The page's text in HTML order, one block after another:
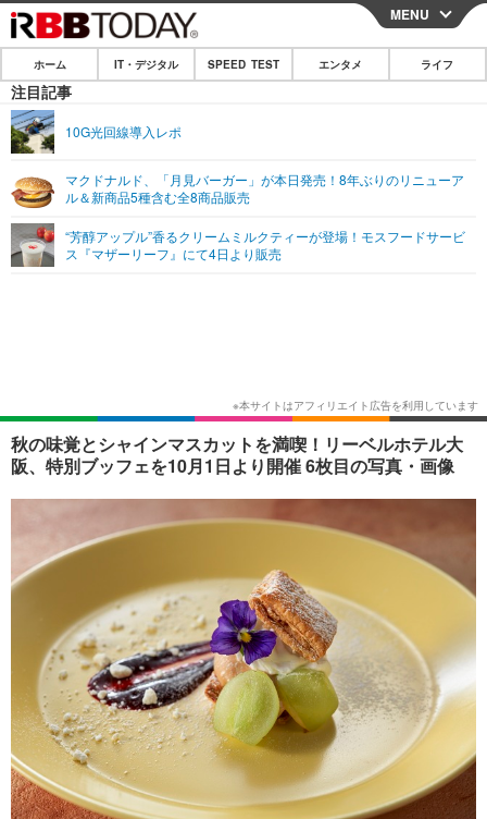
CLOSE
ホーム
IT・デジタル
ネタ
ショッピング その他
エンタメ
エンタメTOP
ショッピング その他
ライフ
MENU
ホーム IT・デジタル SPEED TEST エンタメ ライフ
注目記事
10G光回線導入レポ
マクドナルド、「月見バーガー」が本日発売！8年ぶりのリニューア
ル＆新商品5種含む全8商品販売
“芳醇アップル”香るクリームミルクティーが登場！モスフードサービ
ス『マザーリーフ』にて4日より販売
秋の味覚とシャインマスカットを満喫！リーベルホテル大
阪、特別ブッフェを10月1日より開催 6枚目の写真・画像